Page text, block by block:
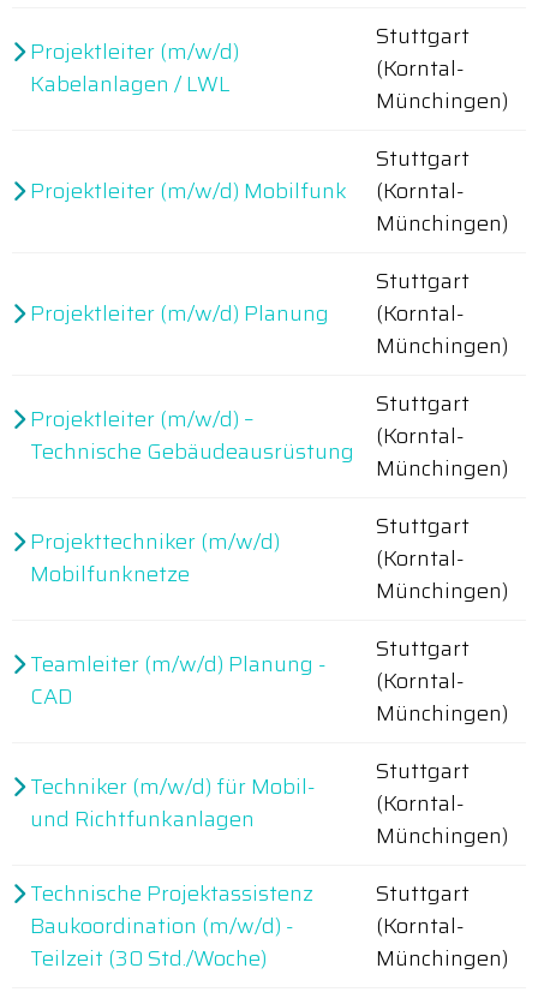
Projektleiter (m/w/d)
Kabelanlagen / LWL
Stuttgart
(Korntal-
Münchingen)
Projektleiter (m/w/d) Mobilfunk
Stuttgart
(Korntal-
Münchingen)
Projektleiter (m/w/d) Planung
Stuttgart
(Korntal-
Münchingen)
Projektleiter (m/w/d) –
Technische Gebäudeausrüstung
Stuttgart
(Korntal-
Münchingen)
Projekttechniker (m/w/d)
Mobilfunknetze
Stuttgart
(Korntal-
Münchingen)
Teamleiter (m/w/d) Planung -
CAD
Stuttgart
(Korntal-
Münchingen)
Techniker (m/w/d) für Mobil-
und Richtfunkanlagen
Stuttgart
(Korntal-
Münchingen)
Technische Projektassistenz
Baukoordination (m/w/d) -
Teilzeit (30 Std./Woche)
Stuttgart
(Korntal-
Münchingen)